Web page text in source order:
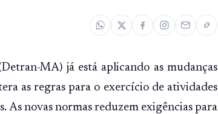
MA) já está aplicando as mudanças
as regras para o exercício de atividades
As novas normas reduzem exigências para